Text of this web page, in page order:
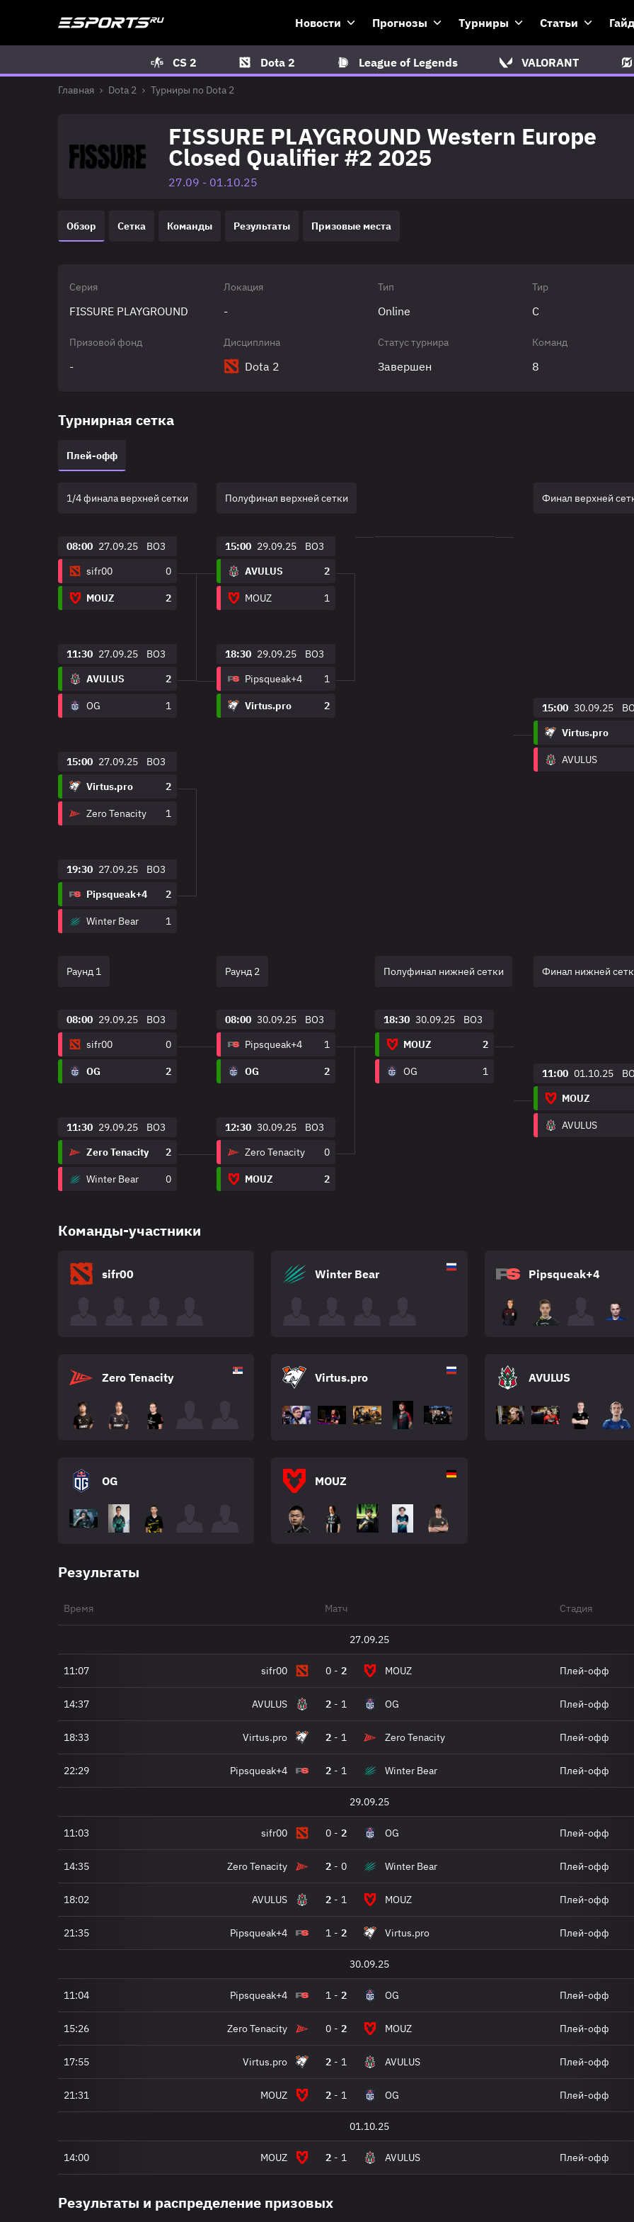
Новости Прогнозы Турниры Статьи
CS 2 Dota 2 League of Legends VALORANT
Главная Dota 2 Турниры по Dota 2
FISSURE PLAYGROUND Western Europe
Closed Qualifier #2 2025
27.09 - 01.10.25
Обзор Сетка Команды Результаты Призовые места
Серия
FISSURE PLAYGROUND
Локация
-
Тип
Online
Тир
C
Призовой фонд
-
Дисциплина
Dota 2
Статус турнира
Завершен
Команд
8
Турнирная сетка
Плей-офф
1/4 финала верхней сетки
08:00 27.09.25
BO3
sifr00
0
MOUZ 2
11:30 27.09.25
BO3
AVULUS
2
OG 1
15:00 27.09.25
BO3
Virtus.pro
2
Zero Tenacity 1
19:30 27.09.25
BO3
Pipsqueak+4
2
Winter Bear 1
Полуфинал верхней сетки
15:00 29.09.25
BO3
AVULUS
2
MOUZ 1
18:30 29.09.25
BO3
Pipsqueak+4
1
Virtus.pro 2
Финал верхней
15:00 30.09.25
Virtus.pro
AVULUS
Раунд 1
08:00 29.09.25
BO3
sifr00
0
OG 2
11:30 29.09.25
BO3
Zero Tenacity
2
Winter Bear 0
Раунд 2
08:00 30.09.25
BO3
Pipsqueak+4
1
OG 2
12:30 30.09.25
BO3
Zero Tenacity
0
MOUZ 2
Полуфинал нижней сетки
18:30 30.09.25
BO3
MOUZ
2
OG 1
Финал нижней
11:00 01.10.25
MOUZ
AVULUS
Команды-участники
sifr00 Winter Bear Pipsqueak+4
Zero Tenacity Virtus.pro AVULUS
OG MOUZ
Результаты
Время Матч Стадия
27.09.25
11:07 sifr00 0 - 2 MOUZ Плей-офф
14:37 AVULUS 2 - 1 OG Плей-офф
18:33 Virtus.pro 2 - 1 Zero Tenacity Плей-офф
22:29 Pipsqueak+4 2 - 1 Winter Bear Плей-офф
29.09.25
11:03 sifr00 0 - 2 OG Плей-офф
14:35 Zero Tenacity 2 - 0 Winter Bear Плей-офф
18:02 AVULUS 2 - 1 MOUZ Плей-офф
21:35 Pipsqueak+4 1 - 2 Virtus.pro Плей-офф
30.09.25
11:04 Pipsqueak+4 1 - 2 OG Плей-офф
15:26 Zero Tenacity 0 - 2 MOUZ Плей-офф
17:55 Virtus.pro 2 - 1 AVULUS Плей-офф
21:31 MOUZ 2 - 1 OG Плей-офф
01.10.25
14:00 MOUZ 2 - 1 AVULUS Плей-офф
Результаты и распределение призовых